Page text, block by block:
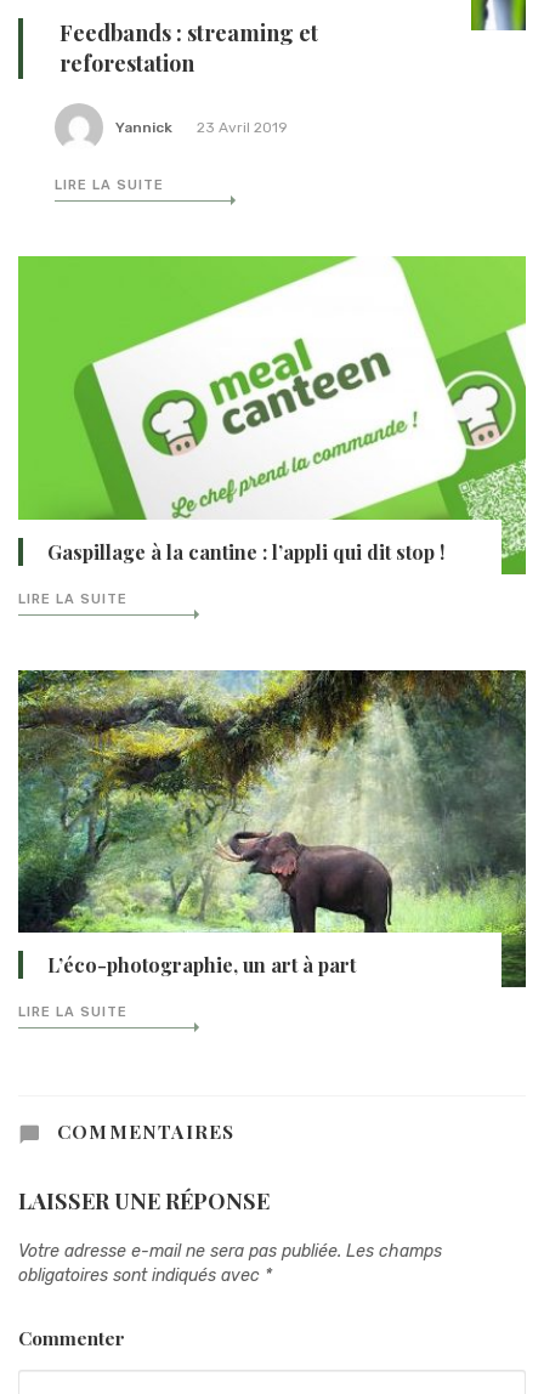
Feedbands : streaming et
reforestation
Yannick 23 Avril 2019
LIRE LA SUITE
Gaspillage à la cantine : l’appli qui dit stop !
LIRE LA SUITE
L’éco-photographie, un art à part
LIRE LA SUITE
COMMENTAIRES
LAISSER UNE RÉPONSE
Votre adresse e-mail ne sera pas publiée. Les champs
obligatoires sont indiqués avec *
Commenter